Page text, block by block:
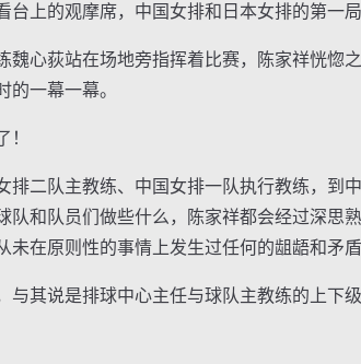
上的观摩席，中国女排和日本女排的第一局
心荻站在场地旁指挥着比赛，陈家祥恍惚
的一幕一幕。
二队主教练、中国女排一队执行教练，到
队和队员们做些什么，陈家祥都会经过深思
未在原则性的事情上发生过任何的龃龉和矛盾
其说是排球中心主任与球队主教练的上下